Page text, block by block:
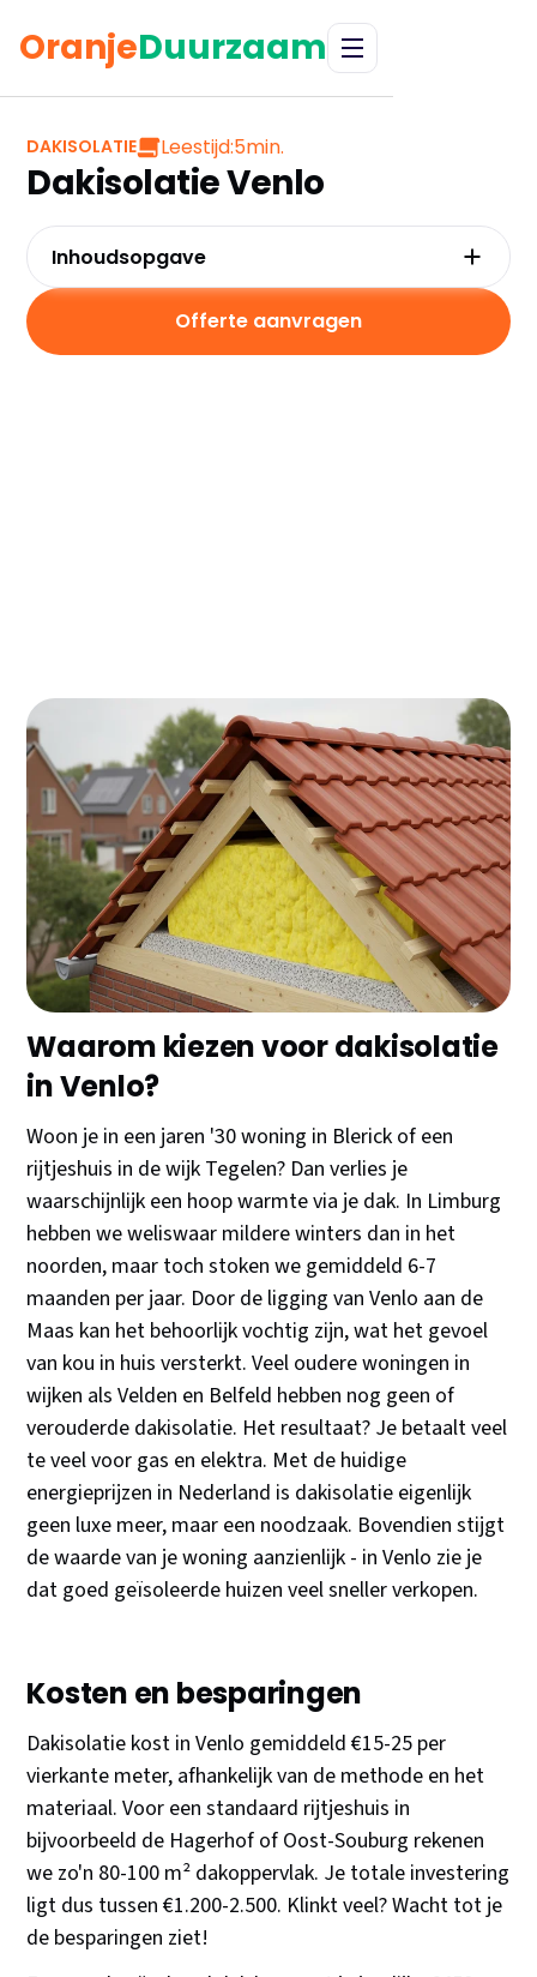
OranjeDuurzaam
DAKISOLATIE Leestijd:5min.
Dakisolatie Venlo
Woon je in Venlo en betaal je te veel voor
verwarming? Dakisolatie kan je energierekening
met 30-40% verlagen - dat is gemakkelijk €400-600
besparing per jaar! In dit artikel lees je alles over
kosten, subsidies en praktische tips specifiek voor
woningen in Venlo.
Waarom kiezen voor dakisolatie
in Venlo?
Woon je in een jaren '30 woning in Blerick of een
rijtjeshuis in de wijk Tegelen? Dan verlies je
waarschijnlijk een hoop warmte via je dak. In Limburg
hebben we weliswaar mildere winters dan in het
noorden, maar toch stoken we gemiddeld 6-7
maanden per jaar. Door de ligging van Venlo aan de
Maas kan het behoorlijk vochtig zijn, wat het gevoel
van kou in huis versterkt. Veel oudere woningen in
wijken als Velden en Belfeld hebben nog geen of
verouderde dakisolatie. Het resultaat? Je betaalt veel
te veel voor gas en elektra. Met de huidige
energieprijzen in Nederland is dakisolatie eigenlijk
geen luxe meer, maar een noodzaak. Bovendien stijgt
de waarde van je woning aanzienlijk - in Venlo zie je
dat goed geïsoleerde huizen veel sneller verkopen.
Kosten en besparingen
Dakisolatie kost in Venlo gemiddeld €15-25 per
vierkante meter, afhankelijk van de methode en het
materiaal. Voor een standaard rijtjeshuis in
bijvoorbeeld de Hagerhof of Oost-Souburg rekenen
we zo'n 80-100 m² dakoppervlak. Je totale investering
ligt dus tussen €1.200-2.500. Klinkt veel? Wacht tot je
de besparingen ziet!
Inhoudsopgave
Waarom kiezen voor dakisolatie in Venlo?
Kosten en besparingen
Subsidies in Venlo
Offerte aanvragen